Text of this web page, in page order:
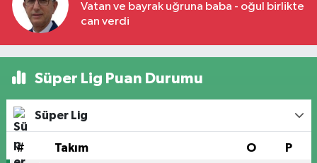
Vatan ve bayrak uğruna baba - oğul birlikte
can verdi
Süper Lig Puan Durumu
Süper Lig
# Takım O P